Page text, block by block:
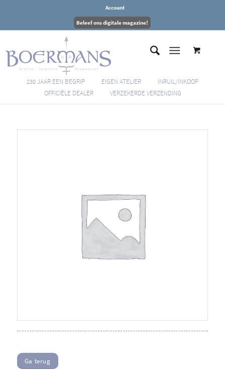
Account
Beleef ons digitale magazine!
230 JAAR EEN BEGRIP EIGEN ATELIER
INRUIL/INKOOP
OFFICIËLE DEALER
VERZEKERDE VERZENDING
Ga terug